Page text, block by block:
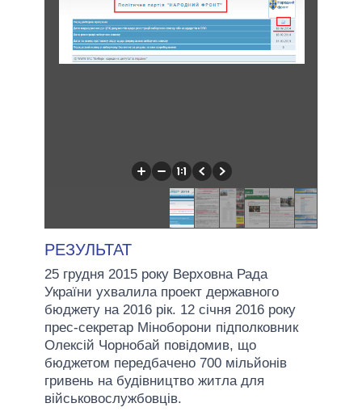
РЕЗУЛЬТАТ
25 грудня 2015 року Верховна Рада
України ухвалила проект державного
бюджету на 2016 рік. 12 січня 2016 року
прес-секретар Міноборони підполковник
Олексій Чорнобай повідомив, що
бюджетом передбачено 700 мільйонів
гривень на будівництво житла для
військовослужбовців.